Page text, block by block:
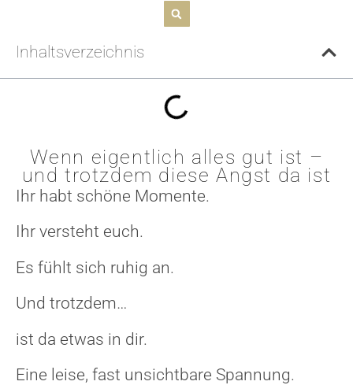
Inhaltsverzeichnis
Wenn eigentlich alles gut ist –
und trotzdem diese Angst da ist
Ihr habt schöne Momente.
Ihr versteht euch.
Es fühlt sich ruhig an.
Und trotzdem…
ist da etwas in dir.
Eine leise, fast unsichtbare Spannung.